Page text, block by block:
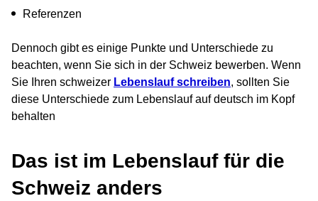
Referenzen
Dennoch gibt es einige Punkte und Unterschiede zu
beachten, wenn Sie sich in der Schweiz bewerben. Wenn
Sie Ihren schweizer Lebenslauf schreiben, sollten Sie
diese Unterschiede zum Lebenslauf auf deutsch im Kopf
behalten
Das ist im Lebenslauf für die
Schweiz anders